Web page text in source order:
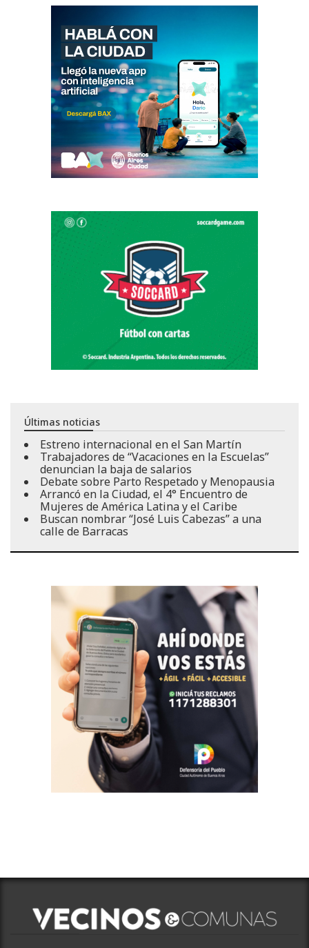
Últimas noticias
Estreno internacional en el San Martín
Trabajadores de “Vacaciones en la Escuelas”
denuncian la baja de salarios
Debate sobre Parto Respetado y Menopausia
Arrancó en la Ciudad, el 4° Encuentro de
Mujeres de América Latina y el Caribe
Buscan nombrar “José Luis Cabezas” a una
calle de Barracas